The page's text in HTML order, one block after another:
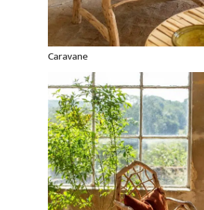
Caravane